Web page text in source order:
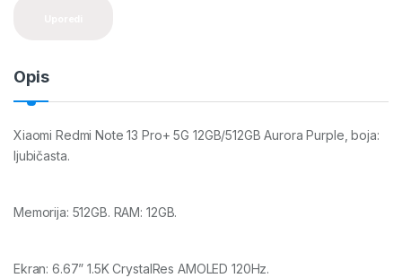
Opis
Xiaomi Redmi Note 13 Pro+ 5G 12GB/512GB Aurora Purple, boja:
ljubičasta.
Memorija: 512GB. RAM: 12GB.
Ekran: 6.67” 1.5K CrystalRes AMOLED 120Hz.